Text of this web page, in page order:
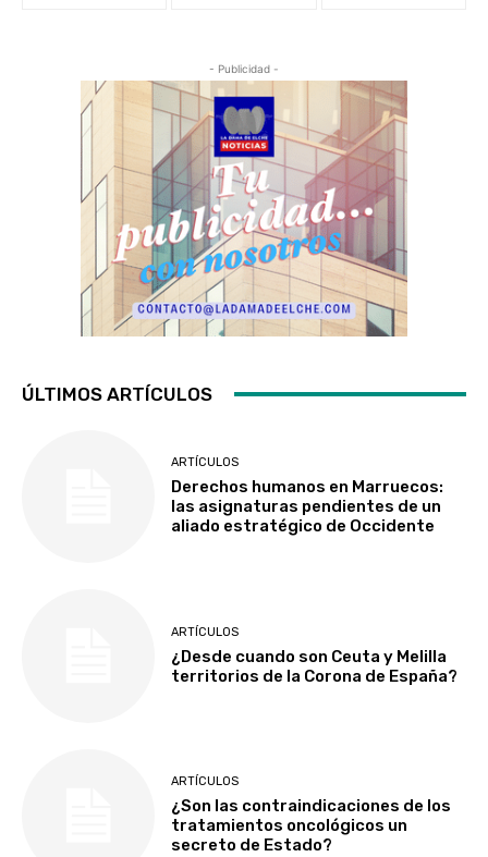
- Publicidad -
ÚLTIMOS ARTÍCULOS
ARTÍCULOS
Derechos humanos en Marruecos:
las asignaturas pendientes de un
aliado estratégico de Occidente
ARTÍCULOS
¿Desde cuando son Ceuta y Melilla
territorios de la Corona de España?
ARTÍCULOS
¿Son las contraindicaciones de los
tratamientos oncológicos un
secreto de Estado?